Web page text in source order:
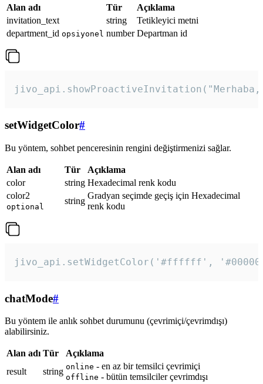
Alan adı Tür
Açıklama
invitation_text
string
Tetikleyici metni
department_id opsiyonel number Departman id
setWidgetColor#
Bu yöntem, sohbet penceresinin rengini değiştirmenizi sağlar.
Alan adı Tür
Açıklama
color
string Hexadecimal renk kodu
color2
optional
string
Gradyan seçimde geçiş için Hexadecimal
renk kodu
jivo_api.setWidgetColor('#ffffff',
chatMode#
Bu yöntem ile anlık sohbet durumunu (çevrimiçi/çevrimdışı)
alabilirsiniz.
Alan adı Tür
Açıklama
result
string online - en az bir temsilci çevrimiçi
offline - bütün temsilciler çevrimdışı